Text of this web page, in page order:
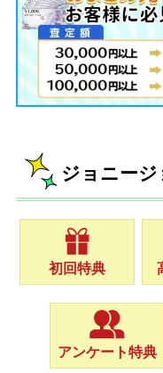
ジョニージ
初回特典
アンケート特典